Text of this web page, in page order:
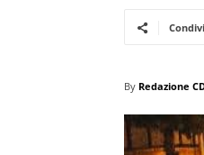
By Redazione